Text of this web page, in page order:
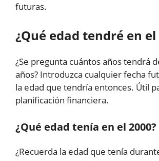
futuras.
¿Qué edad tendré en el
¿Se pregunta cuántos años tendrá
años? Introduzca cualquier fecha
la edad que tendría entonces. Útil
planificación financiera.
¿Qué edad tenía en el 2000?
¿Recuerda la edad que tenía